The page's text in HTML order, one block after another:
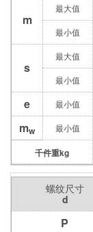
m
最大值
最小值
s
最大值
最小值
e 最小值
mw 最小值
千件重kg
螺纹尺寸
d
P